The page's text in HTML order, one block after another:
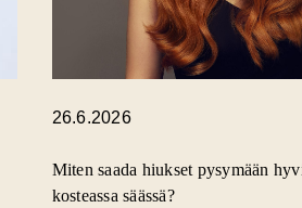
26.6.2026
Miten saada hiukset pysymään
kosteassa säässä?